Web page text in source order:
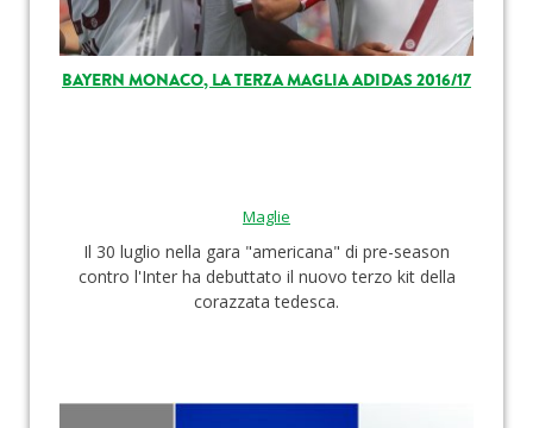
BAYERN MONACO, LA TERZA MAGLIA ADIDAS 2016/17
Maglie
Il 30 luglio nella gara "americana" di pre-season
contro l'Inter ha debuttato il nuovo terzo kit della
corazzata tedesca.